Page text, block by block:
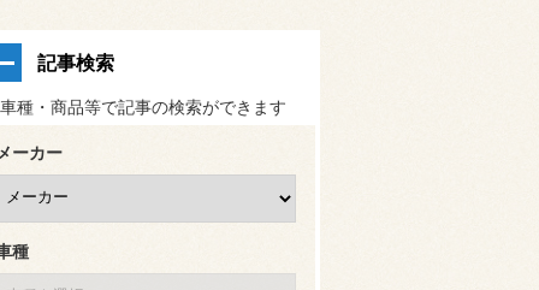
記事検索
種・商品等で記事の検索ができます
ーカー
種